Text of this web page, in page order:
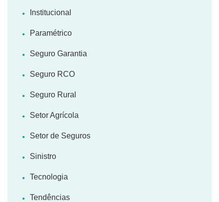
Institucional
Paramétrico
Seguro Garantia
Seguro RCO
Seguro Rural
Setor Agrícola
Setor de Seguros
Sinistro
Tecnologia
Tendências